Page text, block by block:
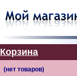
Корзина